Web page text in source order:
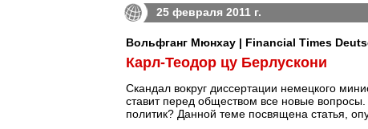
25 февраля 2011 г.
Вольфганг Мюнхау | Financial Times
Карл-Теодор цу Берлускони
Скандал вокруг диссертации немецкого
ставит перед обществом все новые
политик? Данной теме посвящена статья,